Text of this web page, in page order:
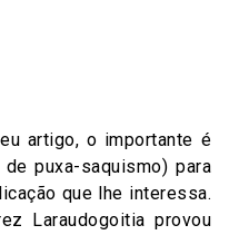
artigo, o importante é
puxa-saquismo) para
que lhe interessa.
Laraudogoitia provou